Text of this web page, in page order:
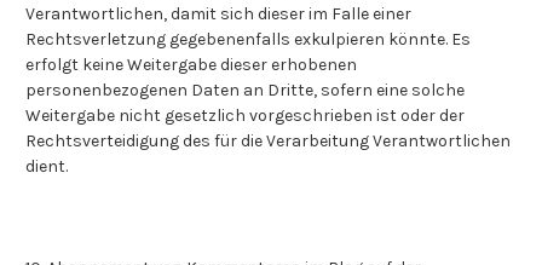
Verantwortlichen, damit sich dieser im Falle einer
Rechtsverletzung gegebenenfalls exkulpieren könnte. Es
erfolgt keine Weitergabe dieser erhobenen
personenbezogenen Daten an Dritte, sofern eine solche
Weitergabe nicht gesetzlich vorgeschrieben ist oder der
Rechtsverteidigung des für die Verarbeitung Verantwortlichen
dient.